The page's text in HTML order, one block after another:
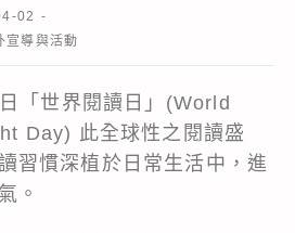
02
宣導與活動
「世界閱讀日」(World
Day) 此全球性之閱讀盛
習慣深植於日常生活中，進
。